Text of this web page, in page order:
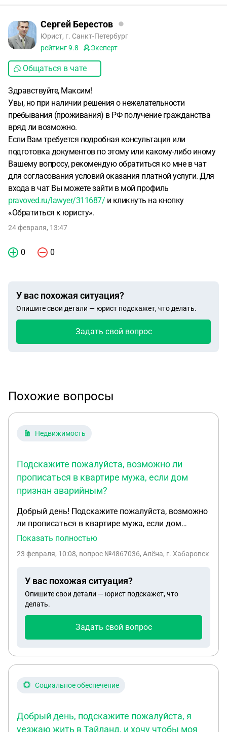
Сергей Берестов
Юрист, г. Санкт-Петербург
рейтинг9.8 Эксперт
Общаться в чате
Здравствуйте, Максим!
Увы, но при наличии решения о нежелательности
пребывания (проживания) в РФ получение гражданства
вряд ли возможно.
Если Вам требуется подробная консультация или
подготовка документов по этому или какому-либо иному
Вашему вопросу, рекомендую обратиться ко мне в чат
для согласования условий оказания платной услуги. Для
входа в чат Вы можете зайти в мой профиль
pravoved.ru/lawyer/311687/ и кликнуть на кнопку
«Обратиться к юристу».
24 февраля, 13:47
0 0
У вас похожая ситуация?
Опишите свои детали — юрист подскажет, что делать.
Задать свой вопрос
Похожие вопросы
Недвижимость
Подскажите пожалуйста, возможно ли
прописаться в квартире мужа, если дом
признан аварийным?
Добрый день! Подскажите пожалуйста, возможно
ли прописаться в квартире мужа, если дом
признан аварийным? В ДЖО мне сказали, что
признан аварийным. Квартира муниципальная, по
Показать полностью
23 февраля, 10:08, вопрос №4867036, Алёна, г. Хабаровск
У вас похожая ситуация?
Опишите свои детали — юрист подскажет, что
делать.
Задать свой вопрос
Социальное обеспечение
Добрый день, подскажите пожалуйста, я
уезжаю жить в Тайланд, и хочу чтобы моя